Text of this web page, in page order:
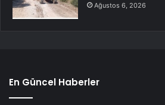
Ağustos 6, 2026
En Güncel Haberler